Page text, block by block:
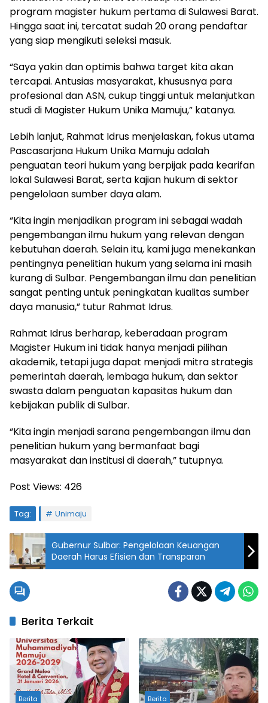
program magister hukum pertama di Sulawesi Barat.
Hingga saat ini, tercatat sudah 20 orang pendaftar
yang siap mengikuti seleksi masuk.
“Saya yakin dan optimis bahwa target kita akan
tercapai. Antusias masyarakat, khususnya para
profesional dan ASN, cukup tinggi untuk melanjutkan
studi di Magister Hukum Unika Mamuju,” katanya.
Lebih lanjut, Rahmat Idrus menjelaskan, fokus utama
Pascasarjana Hukum Unika Mamuju adalah
penguatan teori hukum yang berpijak pada kearifan
lokal Sulawesi Barat, serta kajian hukum di sektor
pengelolaan sumber daya alam.
“Kita ingin menjadikan program ini sebagai wadah
pengembangan ilmu hukum yang relevan dengan
kebutuhan daerah. Selain itu, kami juga menekankan
pentingnya penelitian hukum yang selama ini masih
kurang di Sulbar. Pengembangan ilmu dan penelitian
sangat penting untuk peningkatan kualitas sumber
daya manusia,” tutur Rahmat Idrus.
Rahmat Idrus berharap, keberadaan program
Magister Hukum ini tidak hanya menjadi pilihan
akademik, tetapi juga dapat menjadi mitra strategis
pemerintah daerah, lembaga hukum, dan sektor
swasta dalam penguatan kapasitas hukum dan
kebijakan publik di Sulbar.
“Kita ingin menjadi sarana pengembangan ilmu dan
penelitian hukum yang bermanfaat bagi
masyarakat dan institusi di daerah,” tutupnya.
Post Views: 426
Tag: Unimaju
Gubernur Sulbar: Pengelolaan Keuangan
Berita Terkait
Berita Berita